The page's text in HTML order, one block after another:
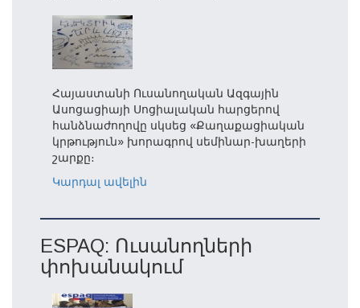
Հայաստանի Ուսանողական Ազգային
Ասոցացիայի Սոցիալական հարցերով
հանձնաժողովը սկսեց «Քաղաքացիական
կրթություն» խորագրով սեմինար-խաղերի
շարքը։
Կարդալ ավելին
ESPAQ: Ուսանողների
փոխանակում